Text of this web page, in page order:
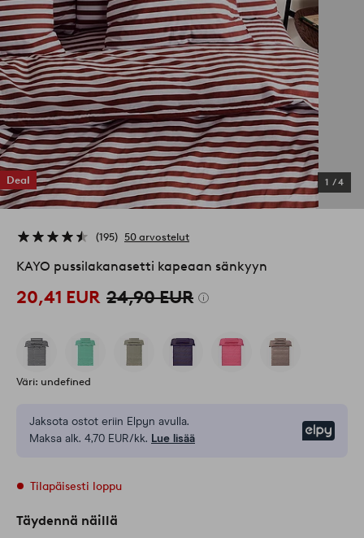
Deal 1 /4
195 50 arvostelut
KAYO pussilakanasetti kapeaan sänkyyn
20,41 EUR 24,90 EUR
Väri: undefined
Jaksota ostot eriin Elpyn avulla.
Maksa alk. 4,70 EUR/kk. Lue lisää
Tilapäisesti loppu
Täydennä näillä